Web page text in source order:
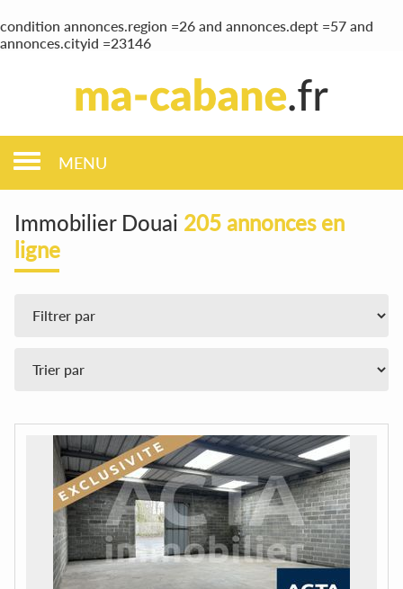
condition annonces.region =26 and annonces.dept =57 and
annonces.cityid =23146
MENU
Immobilier Douai 205 annonces en
ligne